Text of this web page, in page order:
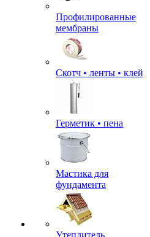
Профилированные
мембраны
Скотч • ленты • клей
Герметик • пена
Мастика для
фундамента
Утеплитель